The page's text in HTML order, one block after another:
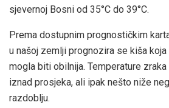
sjevernoj Bosni od 35°C do 39°C.
Prema dostupnim prognostičkim
u našoj zemlji prognozira se kiša
mogla biti obilnija. Temperature
iznad prosjeka, ali ipak nešto niže
razdoblju.